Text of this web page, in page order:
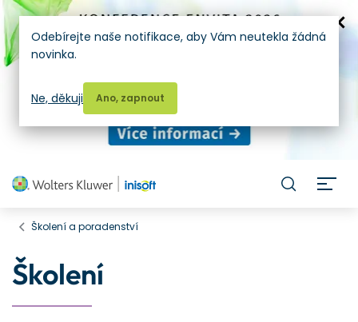
Školení a poradenství
Školení
Odebírejte naše notifikace, aby Vám neutekla žádná
novinka.
Ano, zapnout
Ne, děkuji